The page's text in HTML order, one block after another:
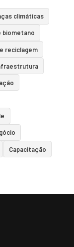
climáticas
biometano
reciclagem
Capacitação